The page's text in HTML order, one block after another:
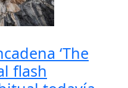
‘The
flash